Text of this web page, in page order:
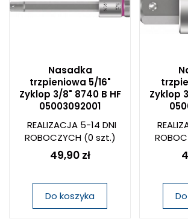
Nasadka
trzpieniowa 5/16"
Zyklop 3/8" 8740 B HF
05003092001
REALIZACJA 5-14 DNI
ROBOCZYCH(0 szt.)
49,90 zł
Do koszyka
Zyklop